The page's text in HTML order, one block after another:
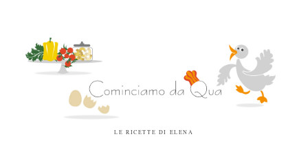
LE RICETTE DI ELENA